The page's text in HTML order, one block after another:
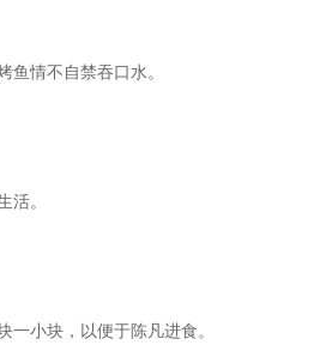
情不自禁吞口水。
。
小块，以便于陈凡进食。